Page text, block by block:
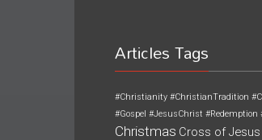
Articles Tags
#Christianity #ChristianTradition
#Gospel #JesusChrist #Redemption
Christmas Cross of